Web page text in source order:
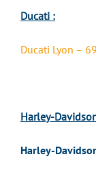
Ducati :
Ducati Lyon –
Harley-
Harley-